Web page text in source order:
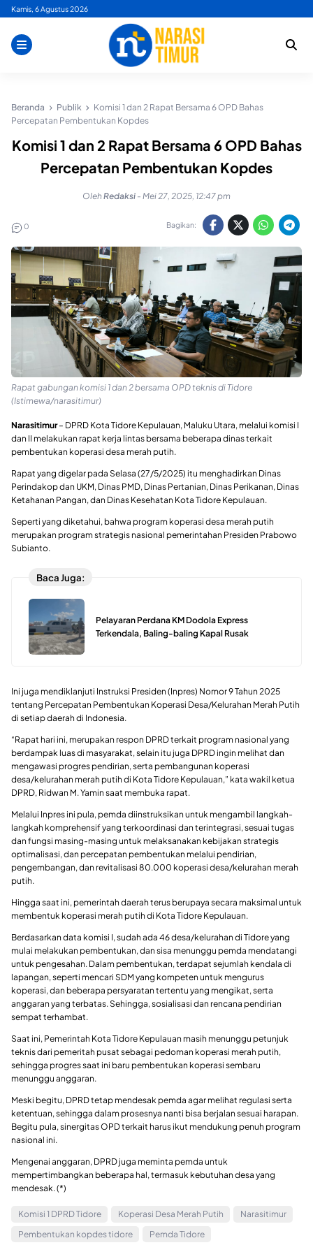
Skip
content
Kamis, 6 Agustus 2026
Beranda Publik
Komisi 1 dan 2 Rapat Bersama 6 OPD Bahas
Percepatan Pembentukan Kopdes
Komisi 1 dan 2 Rapat Bersama 6 OPD Bahas
Percepatan Pembentukan Kopdes
OlehRedaksi - Mei 27, 2025, 12:47 pm
0 Bagikan:
Rapat gabungan komisi 1 dan 2 bersama OPD teknis di Tidore
(Istimewa/narasitimur)
Narasitimur– DPRD Kota Tidore Kepulauan, Maluku Utara, melalui komisi I
dan II melakukan rapat kerja lintas bersama beberapa dinas terkait
pembentukan koperasi desa merah putih.
Rapat yang digelar pada Selasa (27/5/2025) itu menghadirkan Dinas
Perindakop dan UKM, Dinas PMD, Dinas Pertanian, Dinas Perikanan, Dinas
Ketahanan Pangan, dan Dinas Kesehatan Kota Tidore Kepulauan.
Seperti yang diketahui, bahwa program koperasi desa merah putih
merupakan program strategis nasional pemerintahan Presiden Prabowo
Subianto.
Baca Juga:
Pelayaran Perdana KM Dodola Express
Terkendala, Baling-baling Kapal Rusak
Ini juga mendiklanjuti Instruksi Presiden (Inpres) Nomor 9 Tahun 2025
tentang Percepatan Pembentukan Koperasi Desa/Kelurahan Merah Putih
di setiap daerah di Indonesia.
“Rapat hari ini, merupakan respon DPRD terkait program nasional yang
berdampak luas di masyarakat, selain itu juga DPRD ingin melihat dan
mengawasi progres pendirian, serta pembangunan koperasi
desa/kelurahan merah putih di Kota Tidore Kepulauan,” kata wakil ketua
DPRD, Ridwan M. Yamin saat membuka rapat.
Melalui Inpres ini pula, pemda diinstruksikan untuk mengambil langkah-
langkah komprehensif yang terkoordinasi dan terintegrasi, sesuai tugas
dan fungsi masing-masing untuk melaksanakan kebijakan strategis
optimalisasi, dan percepatan pembentukan melalui pendirian,
pengembangan, dan revitalisasi 80.000 koperasi desa/kelurahan merah
putih.
Hingga saat ini, pemerintah daerah terus berupaya secara maksimal untuk
membentuk koperasi merah putih di Kota Tidore Kepulauan.
Berdasarkan data komisi I, sudah ada 46 desa/kelurahan di Tidore yang
mulai melakukan pembentukan, dan sisa menunggu pemda mendatangi
untuk pengesahan. Dalam pembentukan, terdapat sejumlah kendala di
lapangan, seperti mencari SDM yang kompeten untuk mengurus
koperasi, dan beberapa persyaratan tertentu yang mengikat, serta
anggaran yang terbatas. Sehingga, sosialisasi dan rencana pendirian
sempat terhambat.
Saat ini, Pemerintah Kota Tidore Kepulauan masih menunggu petunjuk
teknis dari pemeritah pusat sebagai pedoman koperasi merah putih,
sehingga progres saat ini baru pembentukan koperasi sembaru
menunggu anggaran.
Meski begitu, DPRD tetap mendesak pemda agar melihat regulasi serta
ketentuan, sehingga dalam prosesnya nanti bisa berjalan sesuai harapan.
Begitu pula, sinergitas OPD terkait harus ikut mendukung penuh program
nasional ini.
Mengenai anggaran, DPRD juga meminta pemda untuk
mempertimbangkan beberapa hal, termasuk kebutuhan desa yang
mendesak. (*)
Komisi 1 DPRD Tidore Koperasi Desa Merah Putih
Narasitimur
Pembentukan kopdes tidore
Pemda Tidore